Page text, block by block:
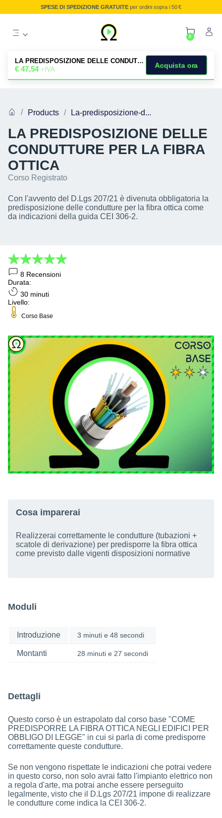
SPESE DI SPEDIZIONE GRATUITE per ordini sopra i 50 €
0
LA PREDISPOSIZIONE DELLE CONDUTTURE PER LA FIBRA OTTICA
€ 47,54 +IVA Acquista ora
Products La-predisposizione-d...
LA PREDISPOSIZIONE DELLE
CONDUTTURE PER LA FIBRA
OTTICA
Corso Registrato
Con l'avvento del D.Lgs 207/21 è divenuta obbligatoria la
predisposizione delle condutture per la fibra ottica come
da indicazioni della guida CEI 306-2.
8 Recensioni
Durata:
30 minuti
Livello:
Corso Base
Cosa imparerai
Realizzerai correttamente le condutture (tubazioni +
scatole di derivazione) per predisporre la fibra ottica
come previsto dalle vigenti disposizioni normative
Moduli
Introduzione 3 minuti e 48 secondi
Montanti 28 minuti e 27 secondi
Dettagli
Questo corso è un estrapolato dal corso base "COME
PREDISPORRE LA FIBRA OTTICA NEGLI EDIFICI PER
OBBLIGO DI LEGGE" in cui si parla di come predisporre
correttamente queste condutture.
Se non vengono rispettate le indicazioni che potrai vedere
in questo corso, non solo avrai fatto l'impianto elettrico non
a regola d'arte, ma potrai anche essere perseguito
legalmente, visto che il D.Lgs 207/21 impone di realizzare
le condutture come indica la CEI 306-2.